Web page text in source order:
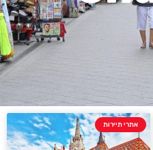
אתרי תיירות